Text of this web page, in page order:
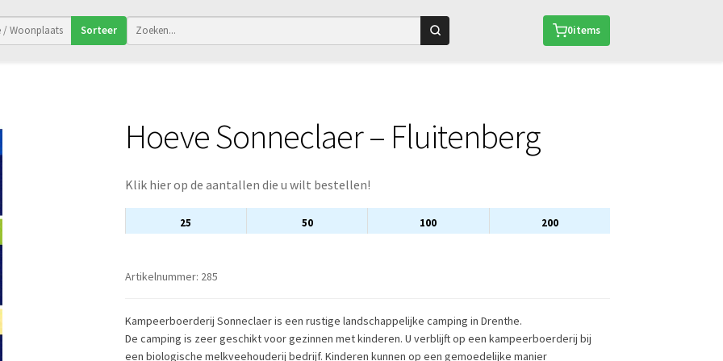
Sorteer 0items
Hoeve Sonneclaer – Fluitenberg
Klik hier op de aantallen die u wilt bestellen!
25 50 100 200
Artikelnummer: 285
Kampeerboerderij Sonneclaer is een rustige landschappelijke camping in Drenthe.
De camping is zeer geschikt voor gezinnen met kinderen. U verblijft op een kampeerboerderij bij
een biologische melkveehouderij bedrijf. Kinderen kunnen op een gemoedelijke manier